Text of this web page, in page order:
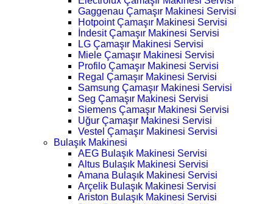
Gaggenau Çamaşır Makinesi Servisi
Hotpoint Çamaşır Makinesi Servisi
İndesit Çamaşır Makinesi Servisi
LG Çamaşır Makinesi Servisi
Miele Çamaşır Makinesi Servisi
Profilo Çamaşır Makinesi Servisi
Regal Çamaşır Makinesi Servisi
Samsung Çamaşır Makinesi Servisi
Seg Çamaşır Makinesi Servisi
Siemens Çamaşır Makinesi Servisi
Uğur Çamaşır Makinesi Servisi
Vestel Çamaşır Makinesi Servisi
Bulaşık Makinesi
AEG Bulaşık Makinesi Servisi
Altus Bulaşık Makinesi Servisi
Amana Bulaşık Makinesi Servisi
Arçelik Bulaşık Makinesi Servisi
Ariston Bulaşık Makinesi Servisi